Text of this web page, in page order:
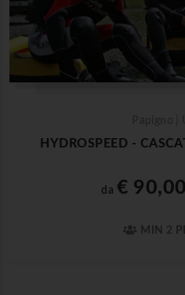
HYDROSPEED -
da € 90,00
MIN 2